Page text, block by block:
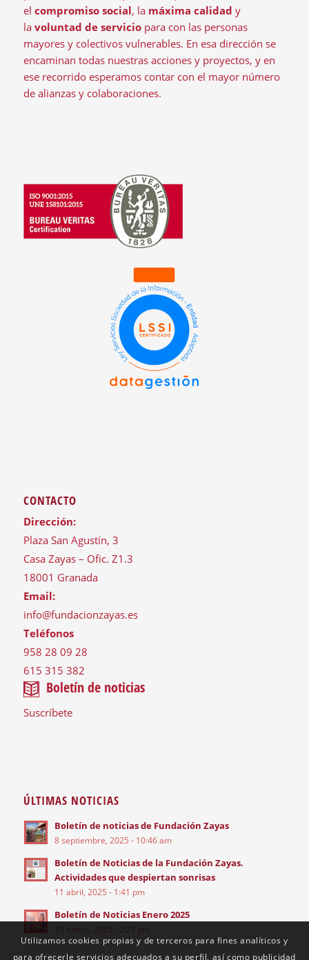
el compromiso social, la máxima calidad y
la voluntad de serviciopara con las personas
mayores y colectivos vulnerables. En esa dirección se
encaminan todas nuestras acciones y proyectos, y en
ese recorrido esperamos contar con el mayor número
de alianzas y colaboraciones.
CONTACTO
Dirección:
Plaza San Agustín, 3
Casa Zayas – Ofic. Z1.3
18001 Granada
Email:
info@fundacionzayas.es
Teléfonos
958 28 09 28
615 315 382
Boletín de noticias
Suscríbete
ÚLTIMAS NOTICIAS
Boletín de noticias de Fundación Zayas
8 septiembre, 2025 - 10:46 am
Boletín de Noticias de la Fundación Zayas.
Actividades que despiertan sonrisas
11 abril, 2025 - 1:41 pm
Boletín de Noticias Enero 2025
15 enero, 2025 - 2:21 pm
Utilizamos cookies propias y de terceros para fines analíticos y
para ofrecerle servicios adecuados a su perfil, así como publicidad